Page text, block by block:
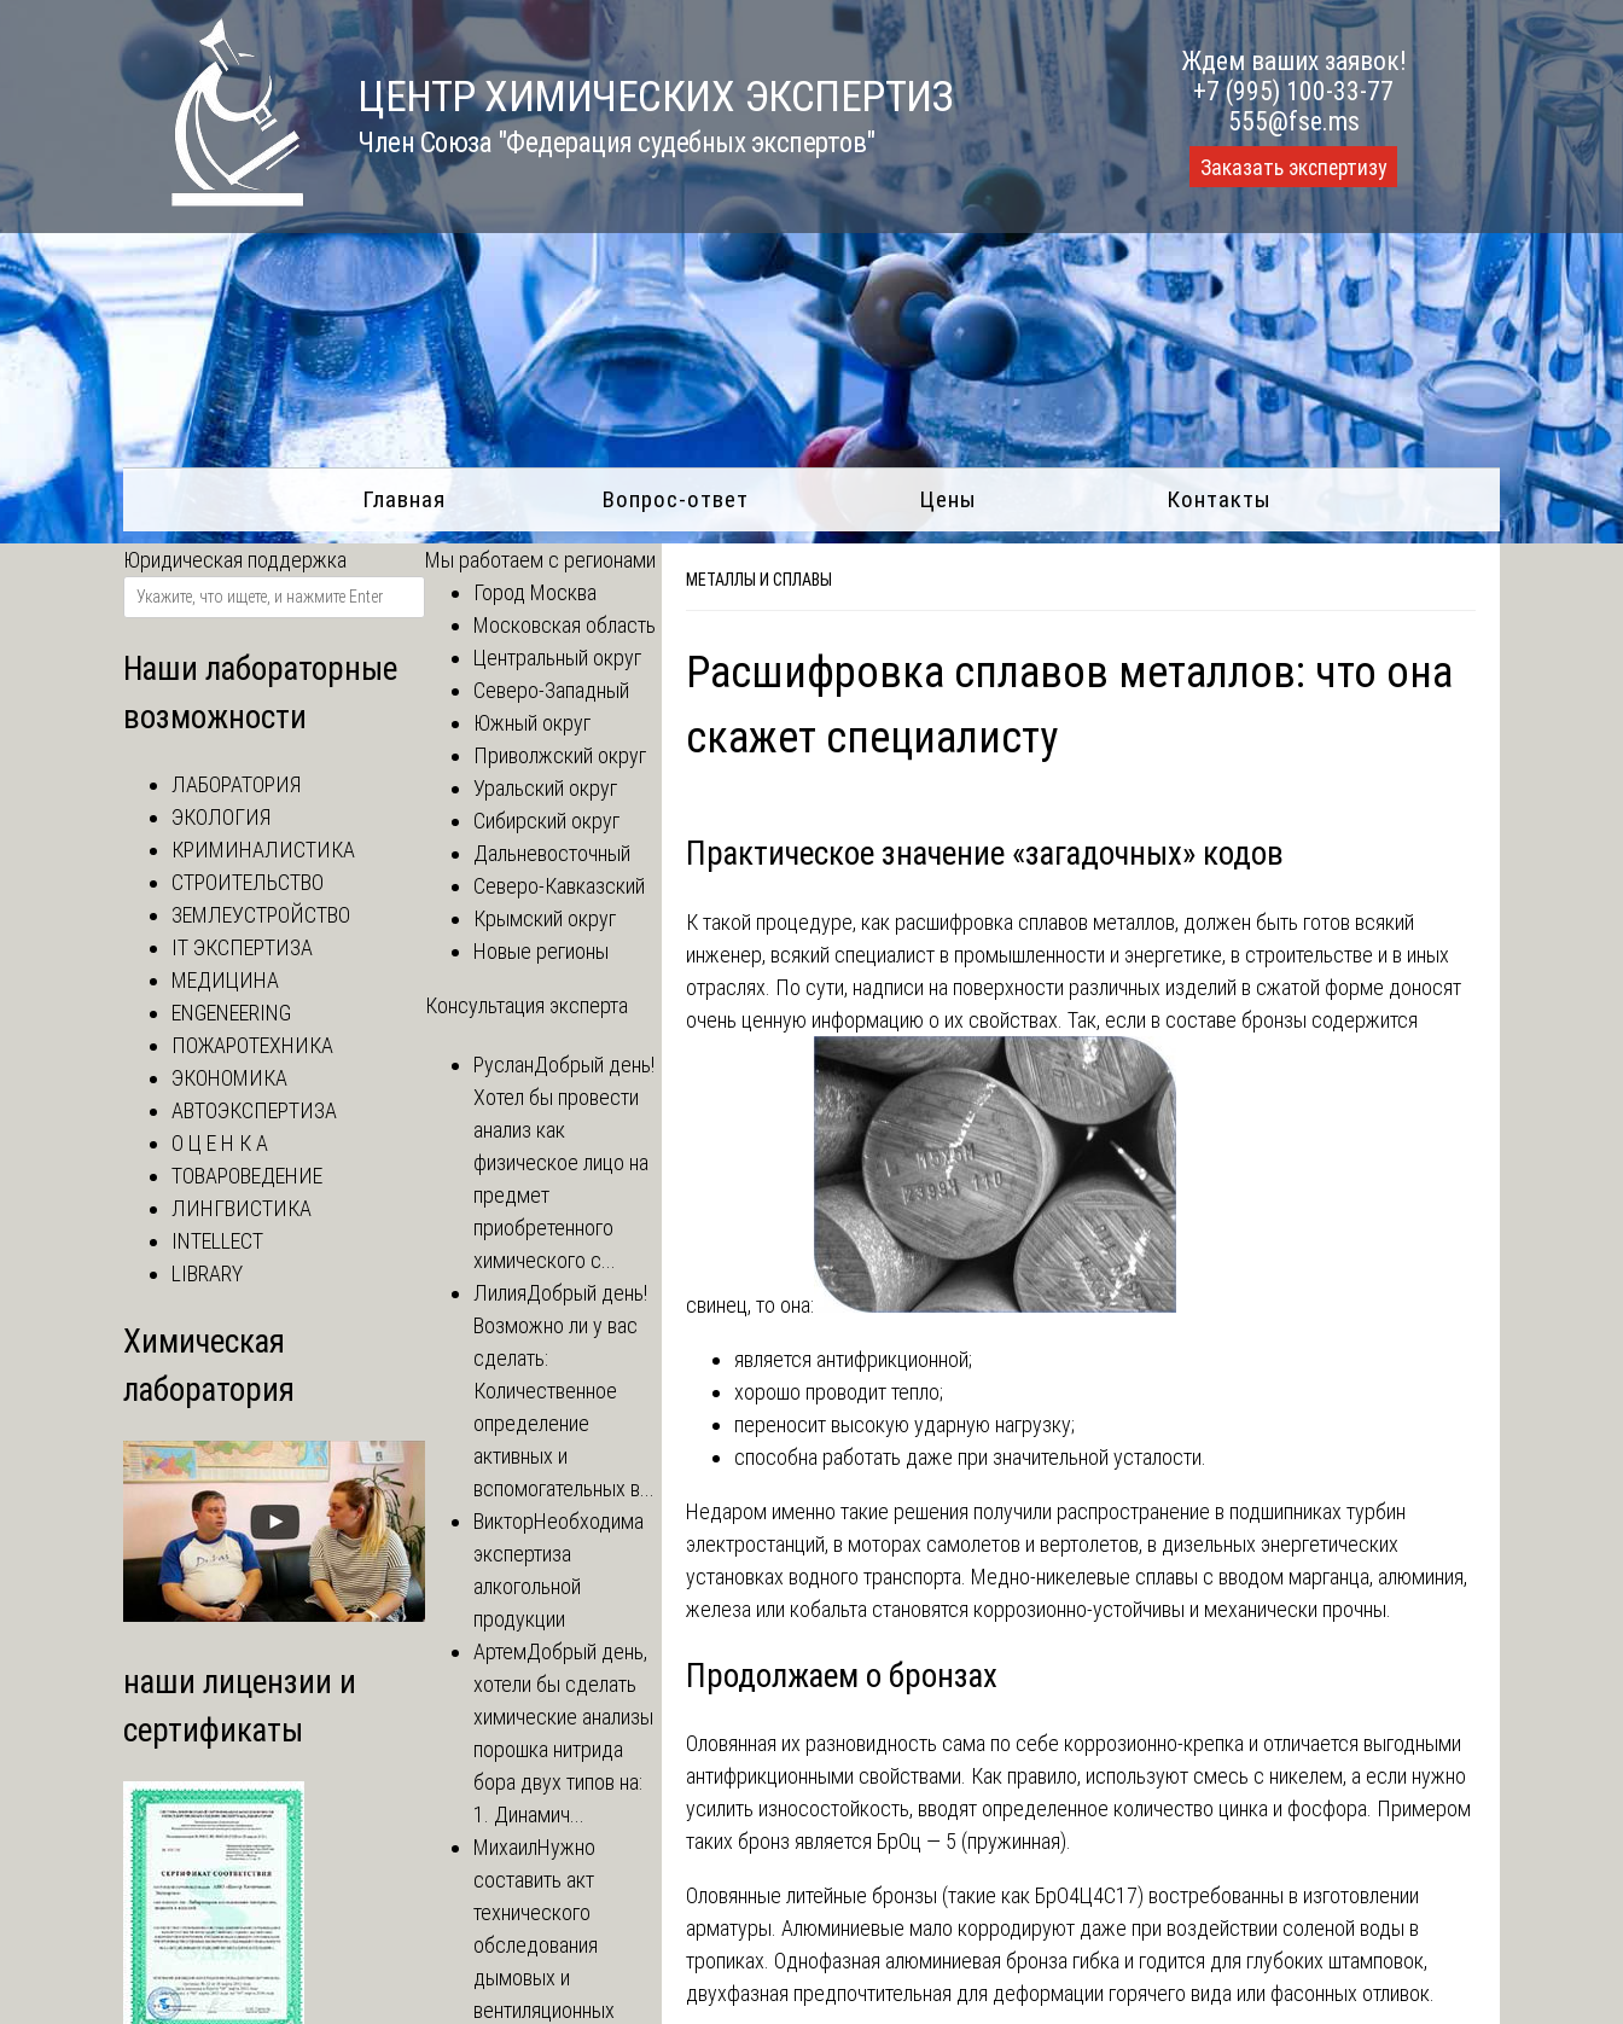
ЦЕНТР ХИМИЧЕСКИХ ЭКСПЕРТИЗ
Член Союза "Федерация судебных экспертов"
Ждем ваших заявок!
+7 (995) 100-33-77
555@fse.ms
Заказать экспертизу
Главная Вопрос-ответ Цены Контакты
МЕТАЛЛЫ И СПЛАВЫ
Расшифровка сплавов металлов: что она
скажет специалисту
Практическое значение «загадочных» кодов
К такой процедуре, как расшифровка сплавов металлов, должен быть готов всякий
инженер, всякий специалист в промышленности и энергетике, в строительстве и в иных
отраслях. По сути, надписи на поверхности различных изделий в сжатой форме доносят
очень ценную информацию о их свойствах. Так, если в составе бронзы содержится
свинец, то она:
является антифрикционной;
хорошо проводит тепло;
переносит высокую ударную нагрузку;
способна работать даже при значительной усталости.
Недаром именно такие решения получили распространение в подшипниках турбин
электростанций, в моторах самолетов и вертолетов, в дизельных энергетических
установках водного транспорта. Медно-никелевые сплавы с вводом марганца, алюминия,
железа или кобальта становятся коррозионно-устойчивы и механически прочны.
Продолжаем о бронзах
Оловянная их разновидность сама по себе коррозионно-крепка и отличается выгодными
антифрикционными свойствами. Как правило, используют смесь с никелем, а если нужно
усилить износостойкость, вводят определенное количество цинка и фосфора. Примером
таких бронз является БрОц — 5 (пружинная).
Оловянные литейные бронзы (такие как БрО4Ц4С17) востребованны в изготовлении
арматуры. Алюминиевые мало корродируют даже при воздействии соленой воды в
тропиках. Однофазная алюминиевая бронза гибка и годится для глубоких штамповок,
двухфазная предпочтительная для деформации горячего вида или фасонных отливок.
Юридическая поддержка
Наши лабораторные
возможности
ЛАБОРАТОРИЯ
ЭКОЛОГИЯ
КРИМИНАЛИСТИКА
СТРОИТЕЛЬСТВО
ЗЕМЛЕУСТРОЙСТВО
IT ЭКСПЕРТИЗА
МЕДИЦИНА
ENGENEERING
ПОЖАРОТЕХНИКА
ЭКОНОМИКА
АВТОЭКСПЕРТИЗА
О Ц Е Н К А
ТОВАРОВЕДЕНИЕ
ЛИНГВИСТИКА
INTELLECT
LIBRARY
Химическая
лаборатория
наши лицензии и
сертификаты
Мы работаем с регионами
Город Москва
Московская область
Центральный округ
Северо-Западный
Южный округ
Приволжский округ
Уральский округ
Сибирский округ
Дальневосточный
Северо-Кавказский
Крымский округ
Новые регионы
Консультация эксперта
РусланДобрый день!
Хотел бы провести
анализ как
физическое лицо на
предмет
приобретенного
химического с...
ЛилияДобрый день!
Возможно ли у вас
сделать:
Количественное
определение
активных и
вспомогательных в...
ВикторНеобходима
экспертиза
алкогольной
продукции
АртемДобрый день,
хотели бы сделать
химические анализы
порошка нитрида
бора двух типов на:
1. Динамич...
МихаилНужно
составить акт
технического
обследования
дымовых и
вентиляционных